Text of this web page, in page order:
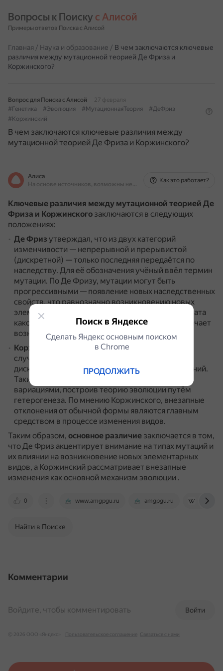
Вопросы к Поиску с Алисой
Примеры ответов Поиска с Алисой
Главная / Наука и образование / В чем заключаются ключевые
различия между мутационной теорией Де Фриза и
Коржинского?
Вопрос для Поиска с Алисой
27 февраля
#Генетика
#Эволюция #МутационнаяТеория
#ДеФриз
#Коржинский
В чем заключаются ключевые различия между
мутационной теорией Де Фриза и Коржинского?
Алиса
На основе источников, возможны неточности
Как это работает?
Ключевые различия между мутационной теорией Де
Фриза и Коржинского заключаются в следующих
положениях:
Де Фриз утверждал, что из двух категорий
изменчивости — непрерывной и прерывистой
(дискретной) — только последняя передаётся по
наследству. Для её обозначения учёный ввёл термин
мутации. По Де Фризу, мутации могут быть
прогрессивными — появление новых наследственных
свойств, что равнозначно возникновению новых
элементарных видов, или регрессивными — утрата
какого-либо из существующих свойств, что означает
возникновение разновидностей.
Коржинский
описал большое число доказанных
случаев внезапного возникновения единичных
дискретных наследственных изменений у растений.
Такие изменения он назвал гетерогенными
вариациями, построив теорию эволюции путём
гетерогенеза. По мнению Коржинского, внезапные
отклонения от обычной формы являются главным
средством в процессе изменения видов.
Таким образом, основное различие заключается в том,
что Де Фриз акцентирует внимание на типах мутаций и
их влиянии на возникновение новых элементарных
видов, а Коржинский рассматривает внезапные
изменения как основной механизм эволюции .
0 www.amgpgu.ru amgpgu.ru
Найти в Поиске
Комментарии
Войти
Войдите, чтобы комментировать
© 2026 ООО «Яндекс» Пользовательское соглашение Связаться с нами
Поиск в Яндексе
Сделать Яндекс основным поиском
в Сhrome
ПРОДОЛЖИТЬ